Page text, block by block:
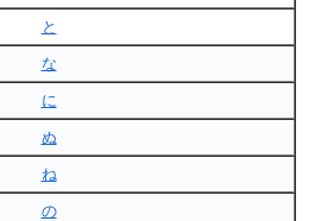
と
な
に
ぬ
ね
の